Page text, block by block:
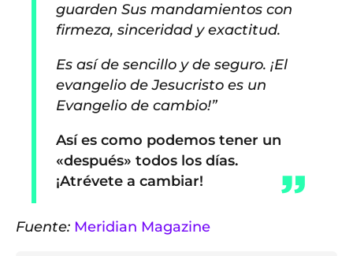
guarden Sus mandamientos con
firmeza, sinceridad y exactitud.
Es así de sencillo y de seguro. ¡El
evangelio de Jesucristo es un
Evangelio de cambio!”
Así es como podemos tener un
«después» todos los días.
¡Atrévete a cambiar!
Fuente: Meridian Magazine